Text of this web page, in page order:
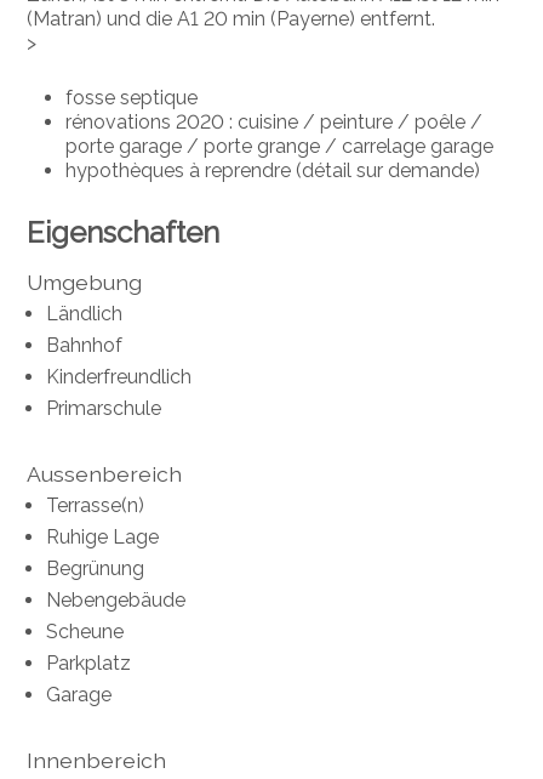
(Matran) und die A1 20 min (Payerne) entfernt.
>
fosse septique
rénovations 2020 : cuisine / peinture / poêle /
porte garage / porte grange / carrelage garage
hypothèques à reprendre (détail sur demande)
Eigenschaften
Umgebung
Ländlich
Bahnhof
Kinderfreundlich
Primarschule
Aussenbereich
Terrasse(n)
Ruhige Lage
Begrünung
Nebengebäude
Scheune
Parkplatz
Garage
Innenbereich